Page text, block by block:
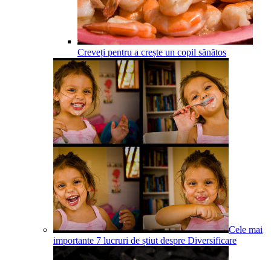
Creveți pentru a crește un copil sănătos
Cele mai
importante 7 lucruri de știut despre Diversificare